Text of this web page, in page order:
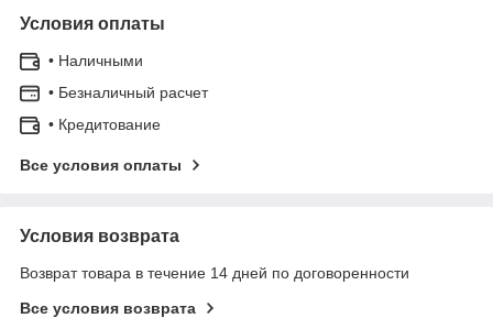
Условия оплаты
• Наличными
• Безналичный расчет
• Кредитование
Все условия оплаты
Условия возврата
Возврат товара в течение 14 дней по договоренности
Все условия возврата